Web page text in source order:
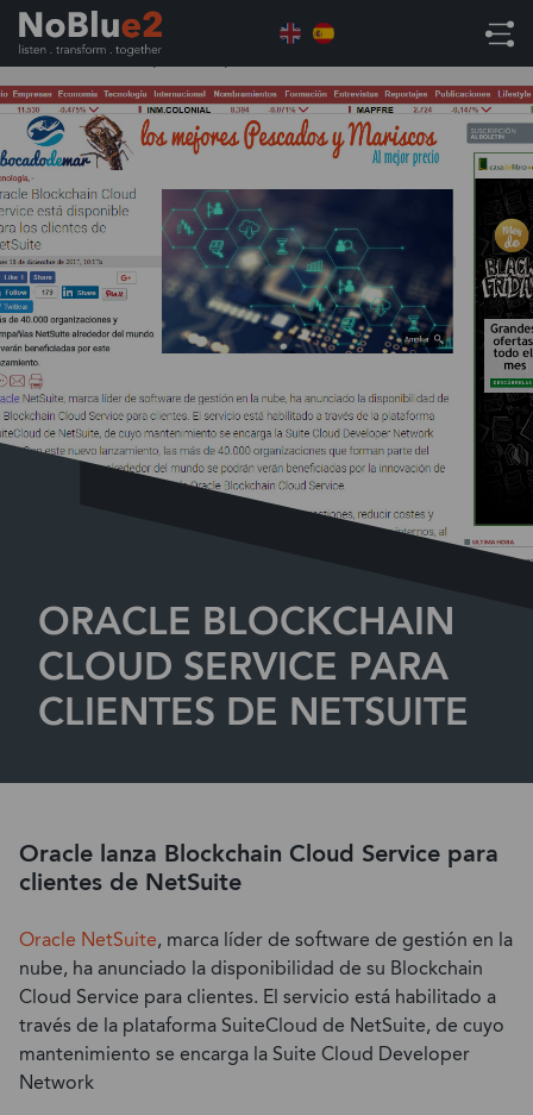
Home Uncategorised
Oracle Blockchain Cloud
Service está disponible para los clientes de NetSuite
ORACLE BLOCKCHAIN
CLOUD SERVICE PARA
CLIENTES DE NETSUITE
Oracle lanza Blockchain Cloud Service para
clientes de NetSuite
Oracle NetSuite, marca líder de software de gestión en la
nube, ha anunciado la disponibilidad de su Blockchain
Cloud Service para clientes. El servicio está habilitado a
través de la plataforma SuiteCloud de NetSuite, de cuyo
mantenimiento se encarga la Suite Cloud Developer
Network